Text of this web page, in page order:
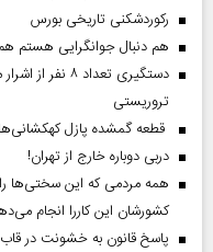
رکوردشکنی تاریخی بورس
هم دنبال جوانگرایی هستم
دستگیری
تروریستی
قطعه گمشده پازل کهکشانی‌ها
دربی دوباره خارج از تهران!
همه مردمی که این سختی‌ها را
کشورشان این کاررا انجام
پاسخ قانون به خشونت در قاب